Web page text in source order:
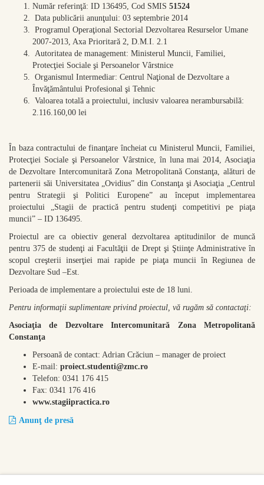
Număr referinţă: ID 136495, Cod SMIS 51524
Data publicării anunţului: 03 septembrie 2014
Programul Operaţional Sectorial Dezvoltarea Resurselor Umane
2007-2013, Axa Prioritară 2, D.M.I. 2.1
Autoritatea de management: Ministerul Muncii, Familiei,
Protecţiei Sociale şi Persoanelor Vârstnice
Organismul Intermediar: Centrul Naţional de Dezvoltare a
Învăţământului Profesional şi Tehnic
Valoarea totală a proiectului, inclusiv valoarea nerambursabilă:
2.116.160,00 lei
În baza contractului de finanţare încheiat cu Ministerul Muncii, Familiei,
Protecţiei Sociale şi Persoanelor Vârstnice, în luna mai 2014, Asociaţia
de Dezvoltare Intercomunitară Zona Metropolitană Constanţa, alături de
partenerii săi Universitatea „Ovidius” din Constanţa şi Asociaţia „Centrul
pentru Strategii şi Politici Europene” au început implementarea
proiectului „Stagii de practică pentru studenţi competitivi pe piaţa
muncii” – ID 136495.
Proiectul are ca obiectiv general dezvoltarea aptitudinilor de muncă
pentru 375 de studenţi ai Facultăţii de Drept şi Ştiinţe Administrative în
scopul creşterii inserţiei mai rapide pe piaţa muncii în Regiunea de
Dezvoltare Sud –Est.
Perioada de implementare a proiectului este de 18 luni.
Pentru informaţii suplimentare privind proiectul, vă rugăm să contactaţi:
Asociaţia de Dezvoltare Intercomunitară Zona Metropolitană
Constanţa
Persoană de contact: Adrian Crăciun – manager de proiect
E-mail: proiect.studenti@zmc.ro
Telefon: 0341 176 415
Fax: 0341 176 416
www.stagiipractica.ro
Anunţ de presă